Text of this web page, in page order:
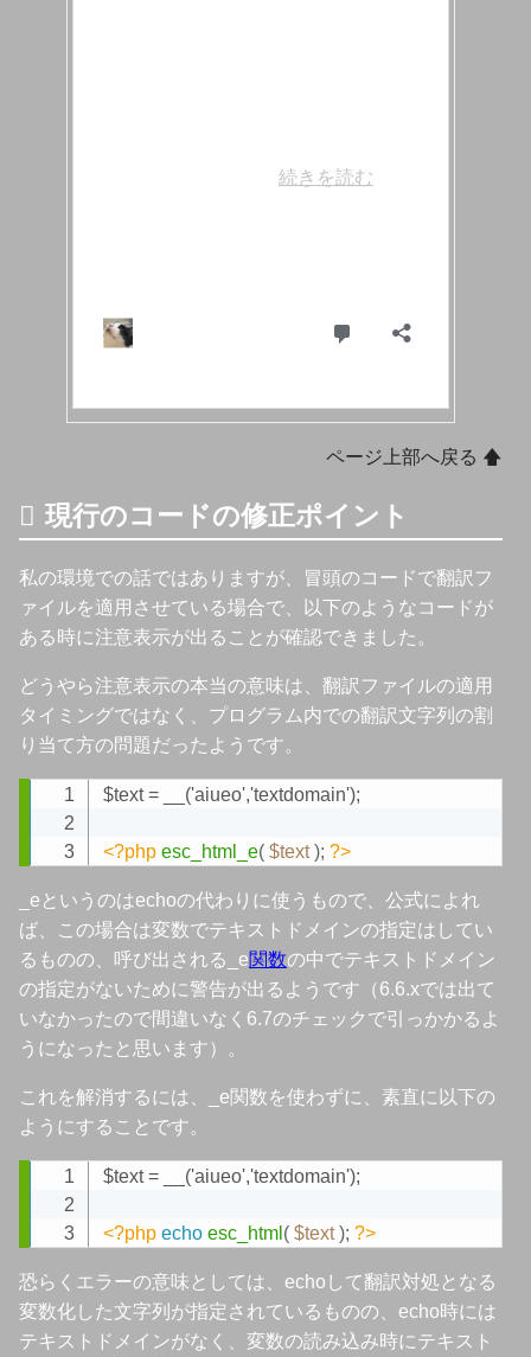
ページ上部へ戻る 🡅
現行のコードの修正ポイント
私の環境での話ではありますが、冒頭のコードで翻訳フ
ァイルを適用させている場合で、以下のようなコードが
ある時に注意表示が出ることが確認できました。
どうやら注意表示の本当の意味は、翻訳ファイルの適用
タイミングではなく、プログラム内での翻訳文字列の割
り当て方の問題だったようです。
$text = __('aiueo','textdomain');
<?php esc_html_e( $text ); ?>
_eというのはechoの代わりに使うもので、公式によれ
ば、この場合は変数でテキストドメインの指定はしてい
るものの、呼び出される_e関数の中でテキストドメイン
の指定がないために警告が出るようです（6.6.xでは出て
いなかったので間違いなく6.7のチェックで引っかかるよ
うになったと思います）。
これを解消するには、_e関数を使わずに、素直に以下の
ようにすることです。
$text = __('aiueo','textdomain');
<?php echo esc_html( $text ); ?>
恐らくエラーの意味としては、echoして翻訳対処となる
変数化した文字列が指定されているものの、echo時には
テキストドメインがなく、変数の読み込み時にテキスト